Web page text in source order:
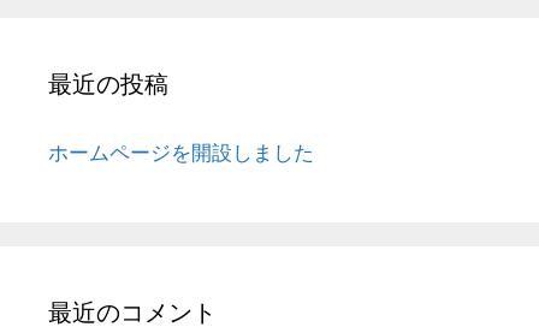
最近の投稿
ホームページを開設しました
最近のコメント